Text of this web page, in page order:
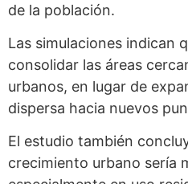
de la población.
Las simulaciones indican
consolidar las áreas
urbanos, en lugar de
dispersa hacia nuevos
El estudio también
crecimiento urbano sería